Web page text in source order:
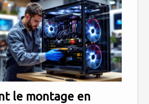
le montage en